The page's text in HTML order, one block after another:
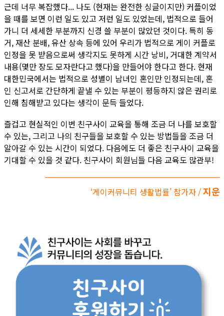
근데 너무 복잡했다... 나도 (현재는 완전한 싱글이지만) 커플이었
을 때를 보면 이런 일도 있고 저런 일도 있었는데, 법적으로 들어
가니 더 세세한 부분까지 신경 쓸 부분이 많았던 것이다. 특히 동
거, 재산 분배, 유산 상속 등에 있어 우리가 법적으로 게이 커플로
인정을 못 받음으로써 생각지도 못하게 시간 낭비, 거대한 계약서
내용(몇만 장도 모자란다고 했다)을 만들어야 한다고 한다. 현재
대한민국에서는 법적으로 성별이 남녀인 혼인만 인정되는데, 혼
인 신고서로 간단하게 끝낼 수 있는 부분이 평등하지 않은 권리로
인해 침해받고 있다는 생각이 문득 들었다.
즐겁고 현실적인 이번 친구사이 교육을 통해 조금 더 나를 보호할
수 있는, 그리고 나의 친구들을 보호할 수 있는 방법들을 조금 더
알아갈 수 있는 시간이 되었다. 다음에도 더 좋은 친구사이 교육을
기대할 수 있을 것 같다. 친구사이 회원님들 다음 교육도 많관부!
‘게이커뮤니티 생활법률’ 참가자 /지운